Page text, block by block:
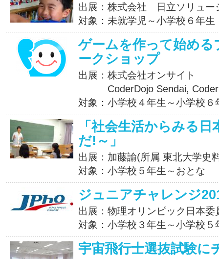
出展：株式会社 日立ソリュー
対象：未就学児～小学校６年生
ゲームを作って始め
ークショップ
出展：株式会社オンサイト
CoderDojo Sendai,
対象：小学校４年生～小学校６
「社会生活からみる
だ!～」
出展：加藤諭(所属 東北大学史
対象：小学校５年生～おとな
ジュニアチャレンジ
出展：物理オリンピック日本委
対象：小学校３年生～小学校５
宇宙飛行士選抜試験に